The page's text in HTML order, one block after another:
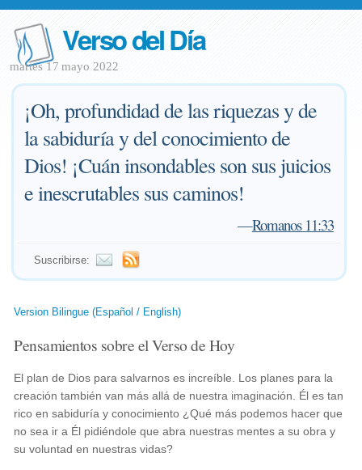
Verso del Día
martes 17 mayo 2022
¡Oh, profundidad de las riquezas y de
la sabiduría y del conocimiento de
Dios! ¡Cuán insondables son sus juicios
e inescrutables sus caminos!
—Romanos 11:33
Suscribirse:
Version Bilingue (Español / English)
Pensamientos sobre el Verso de Hoy
El plan de Dios para salvarnos es increíble. Los planes para la
creación también van más allá de nuestra imaginación. Él es tan
rico en sabiduría y conocimiento ¿Qué más podemos hacer que
no sea ir a Él pidiéndole que abra nuestras mentes a su obra y
su voluntad en nuestras vidas?